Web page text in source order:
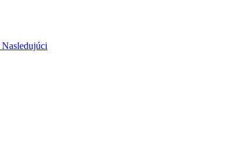
Nasledujúci